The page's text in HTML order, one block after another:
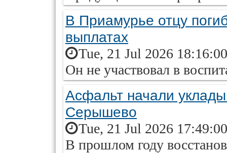
В Приамурье отцу
выплатах
Tue, 21 Jul 2026
Он не участвовал в
Асфальт начали
Серышево
Tue, 21 Jul 2026
В прошлом году